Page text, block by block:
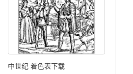
中世纪 着色表下载